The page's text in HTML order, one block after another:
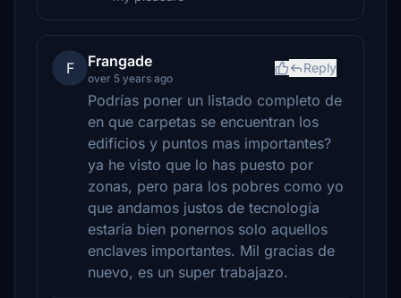
F Frangade
over 5 years ago
Reply
Podrías poner un listado completo de
en que carpetas se encuentran los
edificios y puntos mas importantes?
ya he visto que lo has puesto por
zonas, pero para los pobres como yo
que andamos justos de tecnología
estaría bien ponernos solo aquellos
enclaves importantes. Mil gracias de
nuevo, es un super trabajazo.